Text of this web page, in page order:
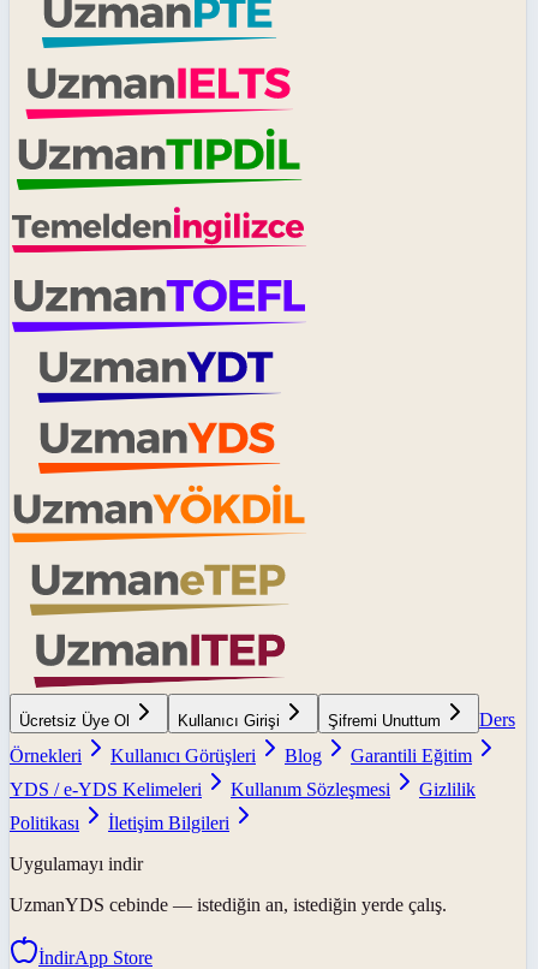
Ücretsiz Üye Ol Kullanıcı Girişi Şifremi Unuttum
Ders
Örnekleri
Kullanıcı Görüşleri Blog
Garantili Eğitim
YDS / e-YDS Kelimeleri
Kullanım Sözleşmesi
Gizlilik
Politikası
İletişim Bilgileri
Uygulamayı indir
UzmanYDS cebinde — istediğin an, istediğin yerde çalış.
İndirApp Store